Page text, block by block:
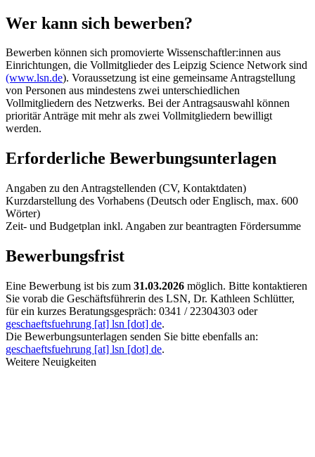
Wer kann sich bewerben?
Bewerben können sich promovierte Wissenschaftler:innen aus
Einrichtungen, die Vollmitglieder des Leipzig Science Network sind
(www.lsn.de). Voraussetzung ist eine gemeinsame Antragstellung
von Personen aus mindestens zwei unterschiedlichen
Vollmitgliedern des Netzwerks. Bei der Antragsauswahl können
prioritär Anträge mit mehr als zwei Vollmitgliedern bewilligt
werden.
Erforderliche Bewerbungsunterlagen
Angaben zu den Antragstellenden (CV, Kontaktdaten)
Kurzdarstellung des Vorhabens (Deutsch oder Englisch, max. 600
Wörter)
Zeit- und Budgetplan inkl. Angaben zur beantragten Fördersumme
Bewerbungsfrist
Eine Bewerbung ist bis zum 31.03.2026 möglich. Bitte kontaktieren
Sie vorab die Geschäftsführerin des LSN, Dr. Kathleen Schlütter,
für ein kurzes Beratungsgespräch: 0341 / 22304303 oder
geschaeftsfuehrung [at] lsn [dot] de.
Die Bewerbungsunterlagen senden Sie bitte ebenfalls an:
geschaeftsfuehrung [at] lsn [dot] de.
Weitere Neuigkeiten